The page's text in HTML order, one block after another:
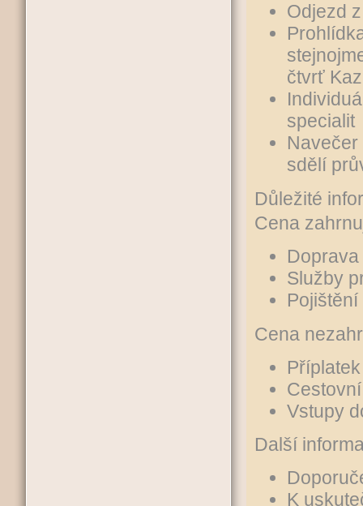
Odjezd
čtvrť
specialit
sdělí
Důležité
Cena
Služby
Cena
Vstupy
Další
K